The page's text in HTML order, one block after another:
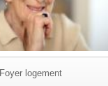
Foyer logement